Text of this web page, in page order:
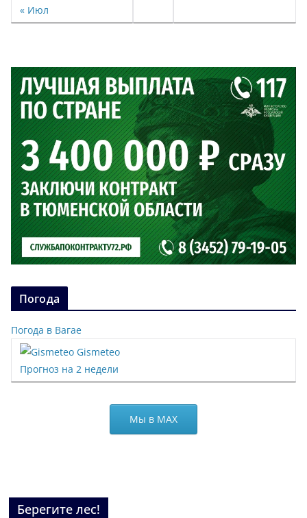
« Июл
Погода
Погода в Вагае
Gismeteo
Прогноз на 2 недели
Мы в МАХ
Берегите лес!